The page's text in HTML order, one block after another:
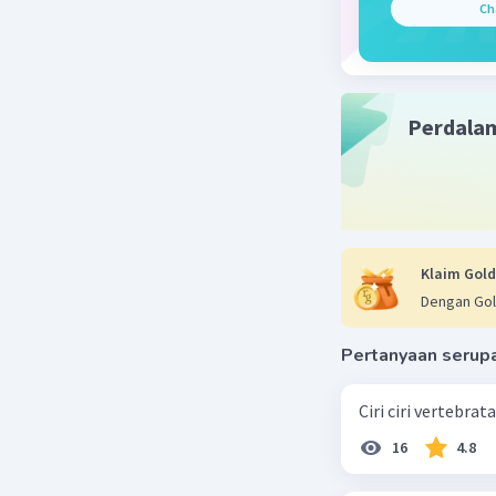
Beri
Dela A
Klaim
Dengan
Pertanyaan
Ciri ciri
16 4.8